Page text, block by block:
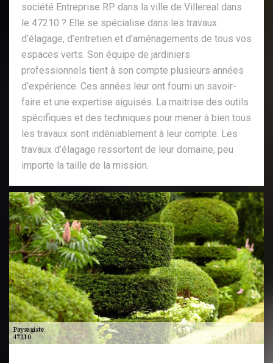
société Entreprise RP dans la ville de Villereal dans
le 47210 ? Elle se spécialise dans les travaux
d’élagage, d’entretien et d’aménagements de tous vos
espaces verts. Son équipe de jardiniers
professionnels tient à son compte plusieurs années
d’expérience. Ces années leur ont fourni un savoir-
faire et une expertise aiguisés. La maitrise des outils
spécifiques et des techniques pour mener à bien tous
les travaux sont indéniablement à leur compte. Les
travaux d’élagage ressortent de leur domaine, peu
importe la taille de la mission.